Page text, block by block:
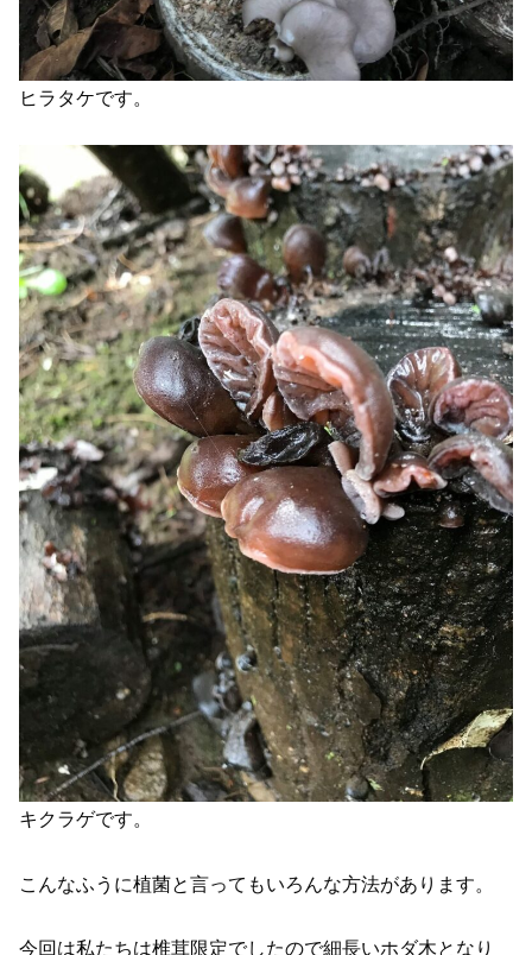
ヒラタケです。
キクラゲです。
こんなふうに植菌と言ってもいろんな方法があります。
今回は私たちは椎茸限定でしたので細長いホダ木となり